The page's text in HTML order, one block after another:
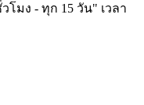
โมง - ทุก 15 วัน" เวลา